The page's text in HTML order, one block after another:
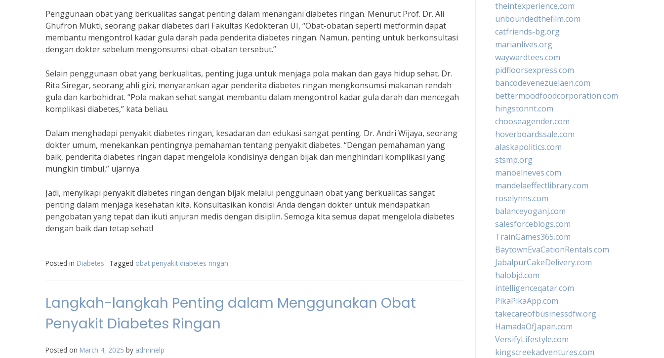
Penggunaan obat yang berkualitas sangat penting dalam menangani diabetes ringan. Menurut Prof. Dr. Ali
Ghufron Mukti, seorang pakar diabetes dari Fakultas Kedokteran UI, “Obat-obatan seperti metformin dapat
membantu mengontrol kadar gula darah pada penderita diabetes ringan. Namun, penting untuk berkonsultasi
dengan dokter sebelum mengonsumsi obat-obatan tersebut.”
Selain penggunaan obat yang berkualitas, penting juga untuk menjaga pola makan dan gaya hidup sehat. Dr.
Rita Siregar, seorang ahli gizi, menyarankan agar penderita diabetes ringan mengkonsumsi makanan rendah
gula dan karbohidrat. “Pola makan sehat sangat membantu dalam mengontrol kadar gula darah dan mencegah
komplikasi diabetes,” kata beliau.
Dalam menghadapi penyakit diabetes ringan, kesadaran dan edukasi sangat penting. Dr. Andri Wijaya, seorang
dokter umum, menekankan pentingnya pemahaman tentang penyakit diabetes. “Dengan pemahaman yang
baik, penderita diabetes ringan dapat mengelola kondisinya dengan bijak dan menghindari komplikasi yang
mungkin timbul,” ujarnya.
Jadi, menyikapi penyakit diabetes ringan dengan bijak melalui penggunaan obat yang berkualitas sangat
penting dalam menjaga kesehatan kita. Konsultasikan kondisi Anda dengan dokter untuk mendapatkan
pengobatan yang tepat dan ikuti anjuran medis dengan disiplin. Semoga kita semua dapat mengelola diabetes
dengan baik dan tetap sehat!
Posted in Diabetes Tagged obat penyakit diabetes ringan
Langkah-langkah Penting dalam Menggunakan Obat
Penyakit Diabetes Ringan
Posted on March 4, 2025 by adminelp
theintexperience.com
unboundedthefilm.com
catfriends-bg.org
marianlives.org
waywardtees.com
pidfloorsexpress.com
bancodevenezuelaen.com
bettermoodfoodcorporation.com
hingstonnt.com
chooseagender.com
hoverboardssale.com
alaskapolitics.com
stsmp.org
manoelneves.com
mandelaeffectlibrary.com
roselynns.com
balanceyoganj.com
salesforceblogs.com
TrainGames365.com
BaytownEvaCationRentals.com
JabalpurCakeDelivery.com
halobjd.com
intelligenceqatar.com
PikaPikaApp.com
takecareofbusinessdfw.org
HamadaOfJapan.com
VersifyLifestyle.com
kingscreekadventures.com